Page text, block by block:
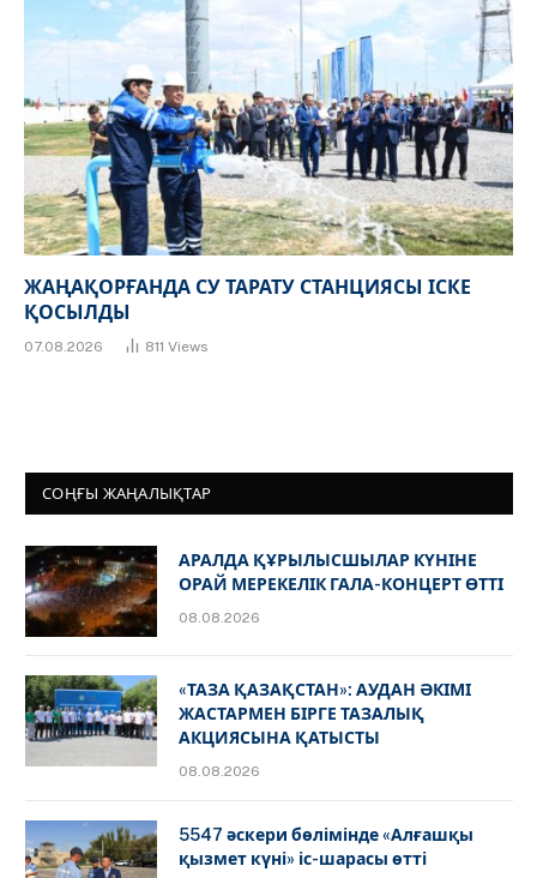
ЖАҢАҚОРҒАНДА СУ ТАРАТУ СТАНЦИЯСЫ ІСКЕ
ҚОСЫЛДЫ
07.08.2026 811 Views
СОҢҒЫ ЖАҢАЛЫҚТАР
АРАЛДА ҚҰРЫЛЫСШЫЛАР КҮНІНЕ
ОРАЙ МЕРЕКЕЛІК ГАЛА-КОНЦЕРТ ӨТТІ
08.08.2026
«ТАЗА ҚАЗАҚСТАН»: АУДАН ӘКІМІ
ЖАСТАРМЕН БІРГЕ ТАЗАЛЫҚ
АКЦИЯСЫНА ҚАТЫСТЫ
08.08.2026
5547 әскери бөлімінде «Алғашқы
қызмет күні» іс-шарасы өтті